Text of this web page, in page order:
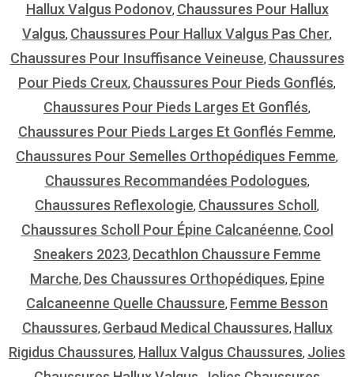
Hallux Valgus Podonov, Chaussures Pour Hallux
Valgus, Chaussures Pour Hallux Valgus Pas Cher,
Chaussures Pour Insuffisance Veineuse, Chaussures
Pour Pieds Creux, Chaussures Pour Pieds Gonflés,
Chaussures Pour Pieds Larges Et Gonflés,
Chaussures Pour Pieds Larges Et Gonflés Femme,
Chaussures Pour Semelles Orthopédiques Femme,
Chaussures Recommandées Podologues,
Chaussures Reflexologie, Chaussures Scholl,
Chaussures Scholl Pour Épine Calcanéenne, Cool
Sneakers 2023, Decathlon Chaussure Femme
Marche, Des Chaussures Orthopédiques, Epine
Calcaneenne Quelle Chaussure, Femme Besson
Chaussures, Gerbaud Medical Chaussures, Hallux
Rigidus Chaussures, Hallux Valgus Chaussures, Jolies